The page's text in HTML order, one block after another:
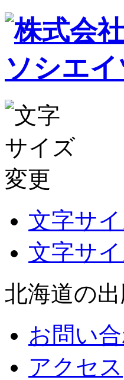
文字サ
文字サ
北海道の
お問い
アクセス